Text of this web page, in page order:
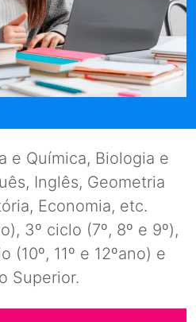
e Química, Biologia e
Inglês, Geometria
Economia, etc.
3º ciclo (7º, 8º e 9º),
(10º, 11º e 12ºano) e
Superior.